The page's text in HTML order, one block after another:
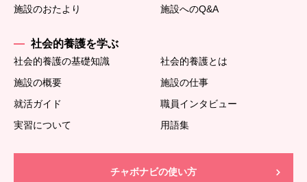
施設のおたより
施設へのQ&A
社会的養護を学ぶ
社会的養護の基礎知識
社会的養護とは
施設の概要
施設の仕事
就活ガイド
職員インタビュー
実習について
用語集
チャボナビの使い方